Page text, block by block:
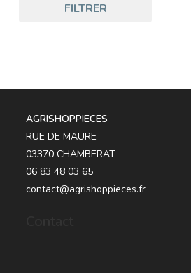
FILTRER
AGRISHOPPIECES
RUE DE MAURE
03370 CHAMBERAT
06 83 48 03 65
contact@agrishoppieces.fr